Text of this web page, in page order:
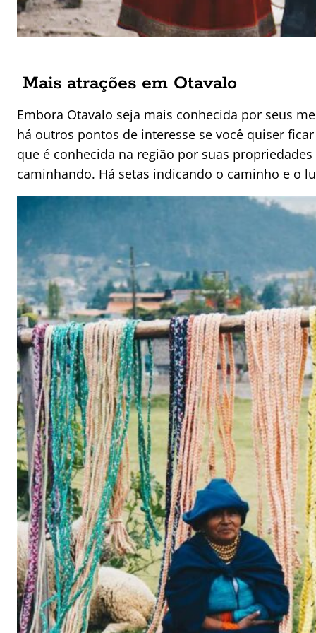
Mais atrações em Otavalo
Embora Otavalo seja mais conhecida por seus
há outros pontos de interesse se você quiser
que é conhecida na região por suas
caminhando. Há setas indicando o caminho e o